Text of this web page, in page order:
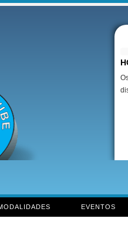
EVENTOS